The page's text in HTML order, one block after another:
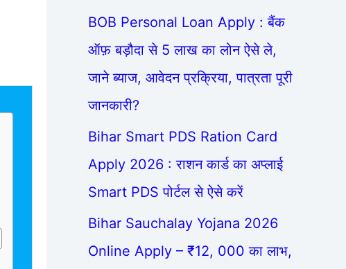
BOB Personal Loan Apply : बैंक
ऑफ़ बड़ौदा से 5 लाख का लोन ऐसे ले,
जाने ब्याज, आवेदन प्रक्रिया, पात्रता पूरी
जानकारी?
Bihar Smart PDS Ration Card
Apply 2026 : राशन कार्ड का अप्लाई
Smart PDS पोर्टल से ऐसे करें
Bihar Sauchalay Yojana 2026
Online Apply – ₹12, 000 का लाभ,